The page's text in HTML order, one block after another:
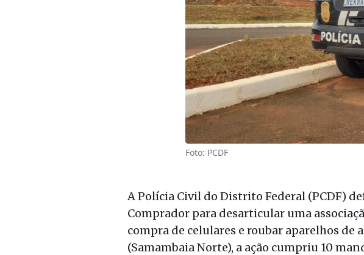
Foto: PCDF
A Polícia Civil do Distrito Federal (PCDF)
Comprador para desarticular uma
compra de celulares e roubar aparelhos de
(Samambaia Norte), a ação cumpriu 10